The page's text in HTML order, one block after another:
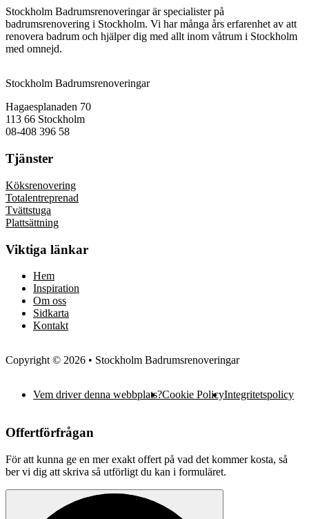
Stockholm Badrumsrenoveringar är specialister på
badrumsrenovering i Stockholm. Vi har många års erfarenhet av att
renovera badrum och hjälper dig med allt inom våtrum i Stockholm
med omnejd.
Stockholm Badrumsrenoveringar
Hagaesplanaden 70
113 66 Stockholm
08-408 396 58
Tjänster
Köksrenovering
Totalentreprenad
Tvättstuga
Plattsättning
Viktiga länkar
Hem
Inspiration
Om oss
Sidkarta
Kontakt
Copyright © 2026 • Stockholm Badrumsrenoveringar
Vem driver denna webbplats?Cookie PolicyIntegritetspolicy
Offertförfrågan
För att kunna ge en mer exakt offert på vad det kommer kosta, så
ber vi dig att skriva så utförligt du kan i formuläret.